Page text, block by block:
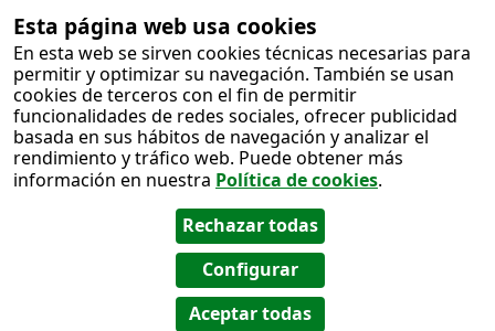
Esta página web usa cookies
En esta web se sirven cookies técnicas necesarias para
permitir y optimizar su navegación. También se usan
cookies de terceros con el fin de permitir
funcionalidades de redes sociales, ofrecer publicidad
basada en sus hábitos de navegación y analizar el
rendimiento y tráfico web. Puede obtener más
información en nuestra Política de cookies.